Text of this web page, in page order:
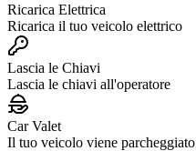
Ricarica Elettrica
Ricarica il tuo veicolo elettrico
Lascia le Chiavi
Lascia le chiavi all'operatore
Car Valet
Il tuo veicolo viene parcheggiato